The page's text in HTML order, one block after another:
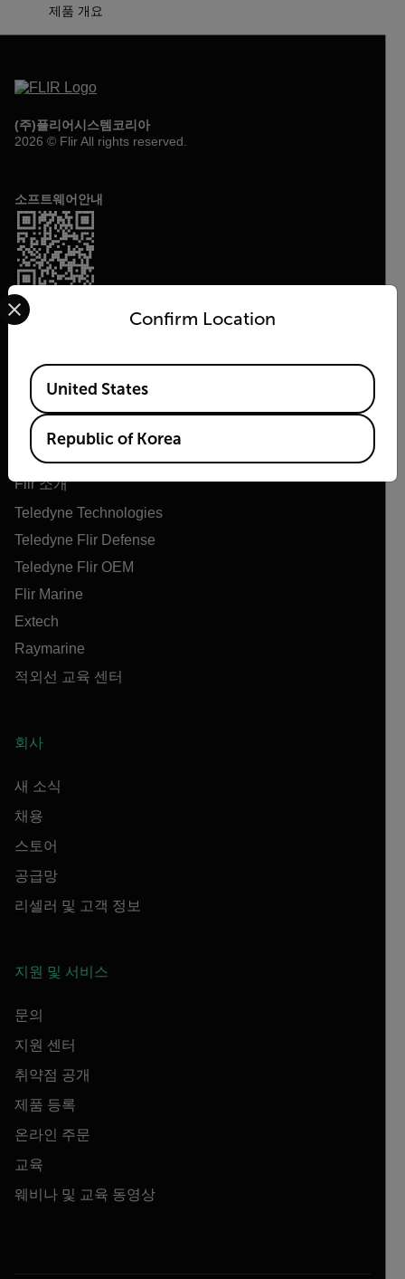
제품 개요
(주)플리어시스템코리아
2026 © Flir All rights reserved.
소프트웨어안내
Flir 소개
Teledyne Technologies
Teledyne Flir Defense
Teledyne Flir OEM
Flir Marine
Extech
Raymarine
적외선 교육 센터
회사
새 소식
채용
스토어
공급망
리셀러 및 고객 정보
지원 및 서비스
문의
지원 센터
취약점 공개
제품 등록
온라인 주문
교육
웨비나 및 교육 동영상
Confirm Location
Select your preferred country and language from the
Available Locations
United States
Republic of Korea